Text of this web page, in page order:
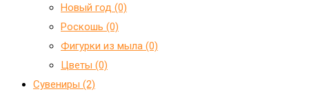
Новый год (0)
Роскошь (0)
Фигурки из мыла (0)
Цветы (0)
Сувениры (2)